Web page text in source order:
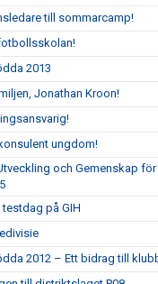
till sommarcamp!
2013
Jonathan Kroon!
ungdom!
och Gemenskap för
på GIH
2012 – Ett bidrag till